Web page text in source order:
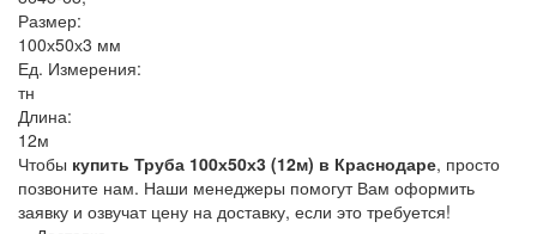
Размер:
100х50х3 мм
Ед. Измерения:
тн
Длина:
12м
Чтобы купить Труба 100х50х3 (12м) в Краснодаре, просто
позвоните нам. Наши менеджеры помогут Вам оформить
заявку и озвучат цену на доставку, если это требуется!